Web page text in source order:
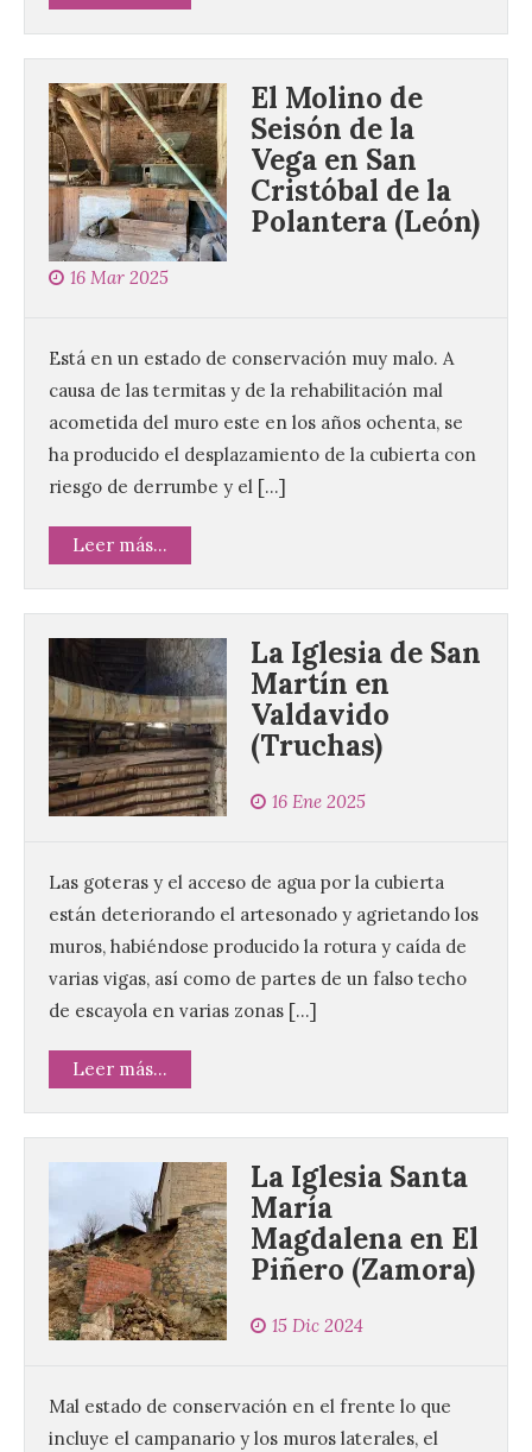
El Molino de
Seisón de la
Vega en San
Cristóbal de la
Polantera (León)
16 Mar 2025
Está en un estado de conservación muy malo. A
causa de las termitas y de la rehabilitación mal
acometida del muro este en los años ochenta, se
ha producido el desplazamiento de la cubierta con
riesgo de derrumbe y el […]
Leer más...
La Iglesia de San
Martín en
Valdavido
(Truchas)
16 Ene 2025
Las goteras y el acceso de agua por la cubierta
están deteriorando el artesonado y agrietando los
muros, habiéndose producido la rotura y caída de
varias vigas, así como de partes de un falso techo
de escayola en varias zonas […]
Leer más...
La Iglesia Santa
María
Magdalena en El
Piñero (Zamora)
15 Dic 2024
Mal estado de conservación en el frente lo que
incluye el campanario y los muros laterales, el